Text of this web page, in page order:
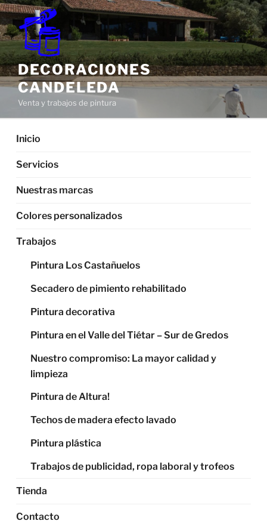
Saltar
al
contenido
DECORACIONES
CANDELEDA
Venta y trabajos de pintura
Inicio
Servicios
Nuestras marcas
Colores personalizados
Trabajos
Pintura Los Castañuelos
Secadero de pimiento rehabilitado
Pintura decorativa
Pintura en el Valle del Tiétar – Sur de Gredos
Nuestro compromiso: La mayor calidad y
limpieza
Pintura de Altura!
Techos de madera efecto lavado
Pintura plástica
Trabajos de publicidad, ropa laboral y trofeos
Tienda
Contacto